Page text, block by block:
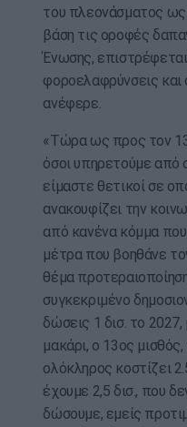
του πλεονάσματος
βάση τις οροφές
Ένωσης,
φοροελαφρύνσεις και
ανέφερε.
«Τώρα ως προς τον
όσοι υπηρετούμε από
είμαστε θετικοί σε
ανακουφίζει την
από κανένα κόμμα που
μέτρα που βοηθάνε
θέμα
συγκεκριμένο
δώσεις 1 δισ. το
μακάρι, ο 13ος
ολόκληρος κοστίζει
έχουμε 2,5 δισ., που
δώσουμε, εμείς